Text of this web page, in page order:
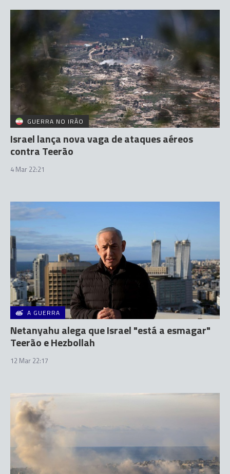
GUERRA NO IRÃO
Israel lança nova vaga de ataques aéreos
contra Teerão
4 Mar 22:21
A GUERRA
Netanyahu alega que Israel "está a esmagar"
Teerão e Hezbollah
12 Mar 22:17